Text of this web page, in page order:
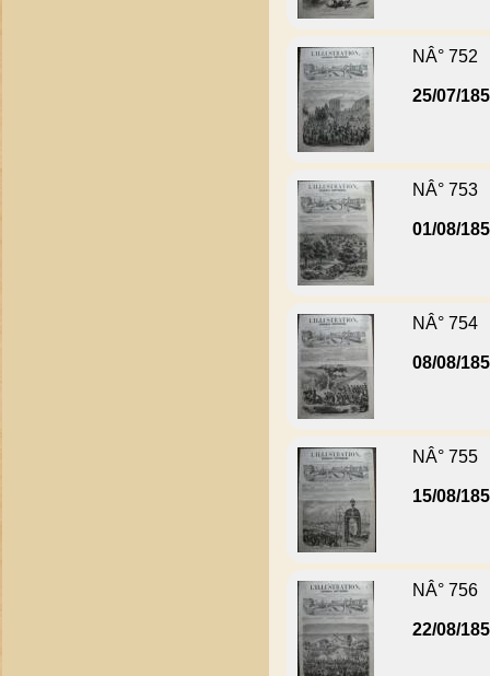
NÂ° 752
25/07/
NÂ° 753
01/08/
NÂ° 754
08/08/
NÂ° 755
15/08/
NÂ° 756
22/08/